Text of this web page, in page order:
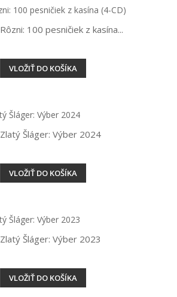
Rôzni: 100 pesničiek z kasína...
VLOŽIŤ DO KOŠÍKA
Zlatý Šláger: Výber 2024
VLOŽIŤ DO KOŠÍKA
Zlatý Šláger: Výber 2023
VLOŽIŤ DO KOŠÍKA